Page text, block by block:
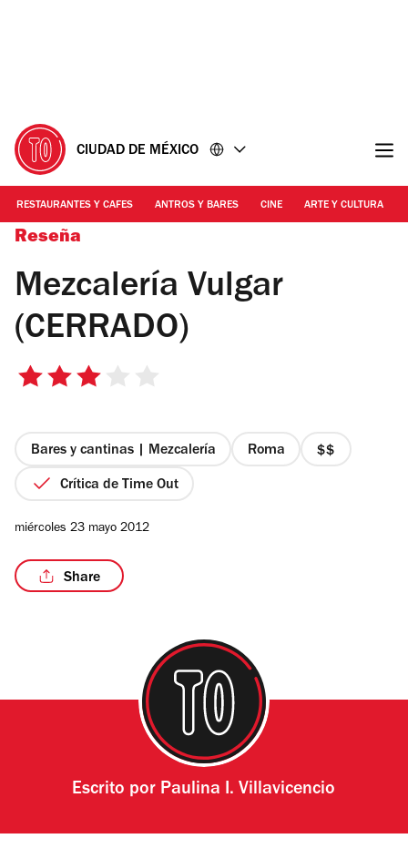
CIUDAD DE MÉXICO
RESTAURANTES Y CAFES ANTROS Y BARES CINE ARTE Y CULTURA
Reseña
Mezcalería Vulgar
(CERRADO)
3
estrellas
Bares y cantinas | Mezcalería Roma
precio
Crítica de Time Out
miércoles 23 mayo 2012
Share
Escrito por Paulina I. Villavicencio